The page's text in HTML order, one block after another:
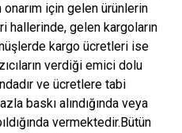
onarım için gelen ürünlerin
hallerinde, gelen kargoların
kargo ücretleri ise
verdiği emici dolu
ve ücretlere tabi
baskı alındığında veya
vermektedir.Bütün